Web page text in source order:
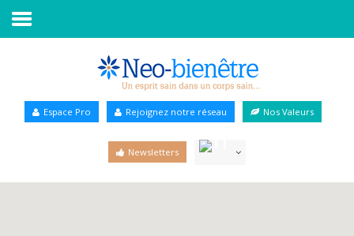
Annuaire Bien-être
Espace Pro Rejoignez notre réseau Nos Valeurs
Newsletters